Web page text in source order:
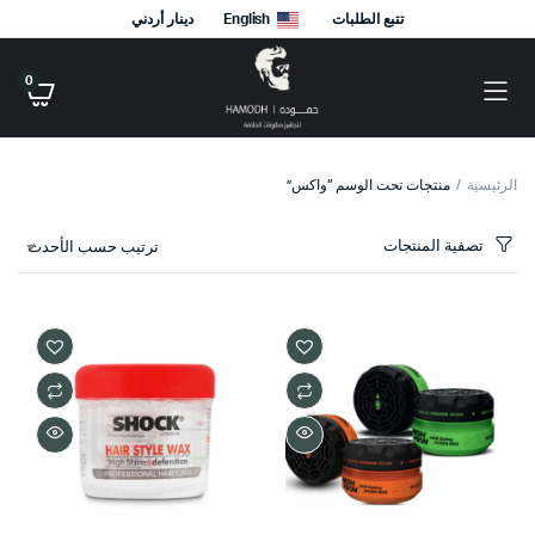
تتبع الطلبات English دينار أردني
0
الرئيسية منتجات تحت الوسم “واكس”
تصفية المنتجات ترتيب حسب الأحدث